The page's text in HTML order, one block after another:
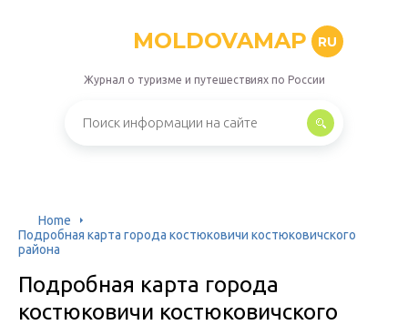
MOLDOVAMAP RU
Журнал о туризме и путешествиях по России
Home
Подробная карта города костюковичи костюковичского
района
Подробная карта города
костюковичи костюковичского